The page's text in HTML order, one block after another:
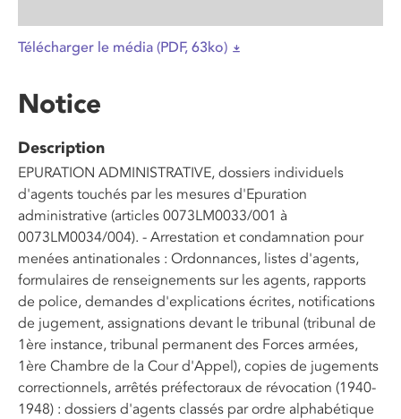
Télécharger le média (PDF, 63ko)
Notice
Description
EPURATION ADMINISTRATIVE, dossiers individuels
d'agents touchés par les mesures d'Epuration
administrative (articles 0073LM0033/001 à
0073LM0034/004). - Arrestation et condamnation pour
menées antinationales : Ordonnances, listes d'agents,
formulaires de renseignements sur les agents, rapports
de police, demandes d'explications écrites, notifications
de jugement, assignations devant le tribunal (tribunal de
1ère instance, tribunal permanent des Forces armées,
1ère Chambre de la Cour d'Appel), copies de jugements
correctionnels, arrêtés préfectoraux de révocation (1940-
1948) : dossiers d'agents classés par ordre alphabétique